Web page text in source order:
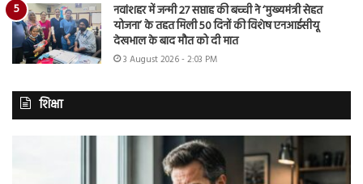
नवांशहर में जन्मी 27 सप्ताह की बच्ची ने ‘मुख्यमंत्री सेहत
योजना’ के तहत मिली 50 दिनों की विशेष एनआईसीयू
देखभाल के बाद मौत को दी मात
3 August 2026 - 2:03 PM
शिक्षा